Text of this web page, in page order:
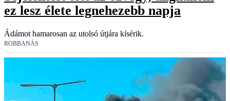
ez lesz élete legnehezebb napja
Ádámot hamarosan az utolsó útjára kísérik.
ROBBANÁS